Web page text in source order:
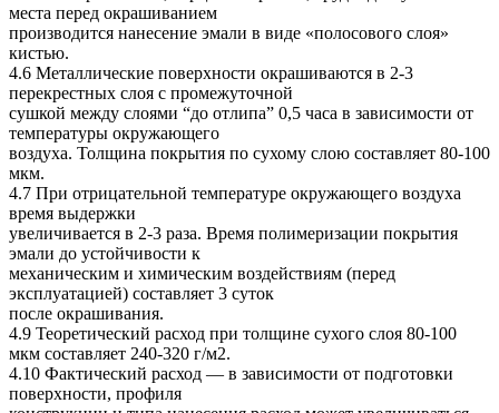
места перед окрашиванием
производится нанесение эмали в виде «полосового слоя»
кистью.
4.6 Металлические поверхности окрашиваются в 2-3
перекрестных слоя с промежуточной
сушкой между слоями “до отлипа” 0,5 часа в зависимости от
температуры окружающего
воздуха. Толщина покрытия по сухому слою составляет 80-100
мкм.
4.7 При отрицательной температуре окружающего воздуха
время выдержки
увеличивается в 2-3 раза. Время полимеризации покрытия
эмали до устойчивости к
механическим и химическим воздействиям (перед
эксплуатацией) составляет 3 суток
после окрашивания.
4.9 Теоретический расход при толщине сухого слоя 80-100
мкм составляет 240-320 г/м2.
4.10 Фактический расход — в зависимости от подготовки
поверхности, профиля